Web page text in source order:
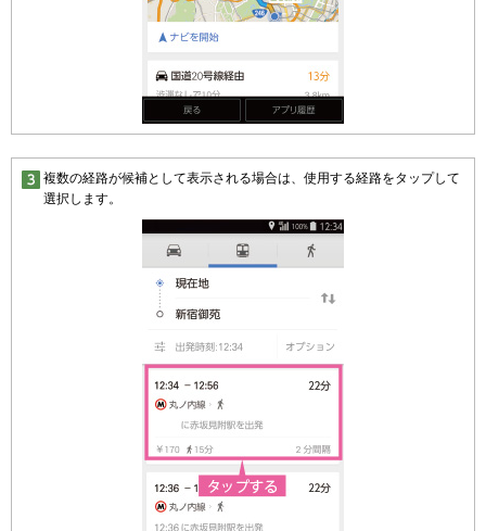
複数の経路が候補として表示される場合は、使用する経路をタップして
選択します。